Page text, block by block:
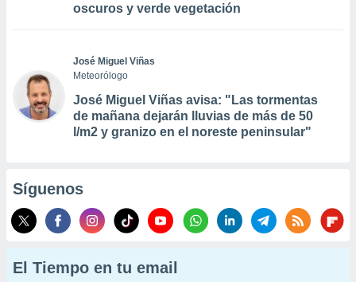
oscuros y verde vegetación
José Miguel Viñas
Meteorólogo
José Miguel Viñas avisa: "Las tormentas
de mañana dejarán lluvias de más de 50
l/m2 y granizo en el noreste peninsular"
Síguenos
El Tiempo en tu email